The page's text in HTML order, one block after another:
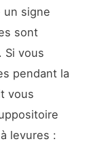
un signe
sont
Si vous
pendant la
vous
levures :